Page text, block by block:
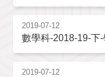
2019-07-12
數學科-2018-19-下
2019-07-12